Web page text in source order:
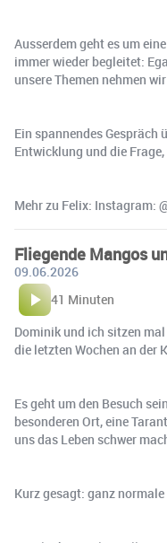
Ausserdem geht es um
immer wieder begleitet:
unsere Themen nehmen
Ein spannendes Gespräch
Entwicklung und die
Mehr zu Felix: Instagram:
Fliegende Mangos
09.06.2026
41 Minuten
Dominik und ich sitzen
die letzten Wochen an der
Es geht um den Besuch
besonderen Ort, eine
uns das Leben schwer
Kurz gesagt: ganz